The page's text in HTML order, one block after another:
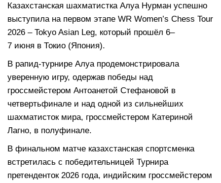
Казахстанская шахматистка Алуа Нурман успешно
выступила на первом этапе WR Women’s Chess Tour
2026 – Tokyo Asian Leg, который прошёл 6–
7 июня в Токио (Япония).
В рапид-турнире Алуа продемонстрировала
уверенную игру, одержав победы над
гроссмейстером Антоанетой Стефановой в
четвертьфинале и над одной из сильнейших
шахматисток мира, гроссмейстером Катериной
Лагно, в полуфинале.
В финальном матче казахстанская спортсменка
встретилась с победительницей Турнира
претенденток 2026 года, индийским гроссмейстером